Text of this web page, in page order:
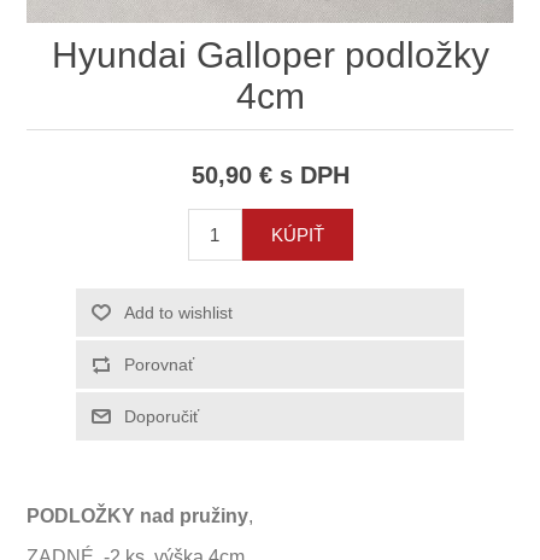
Hyundai Galloper podložky
4cm
50,90 € s DPH
PODLOŽKY nad pružiny,